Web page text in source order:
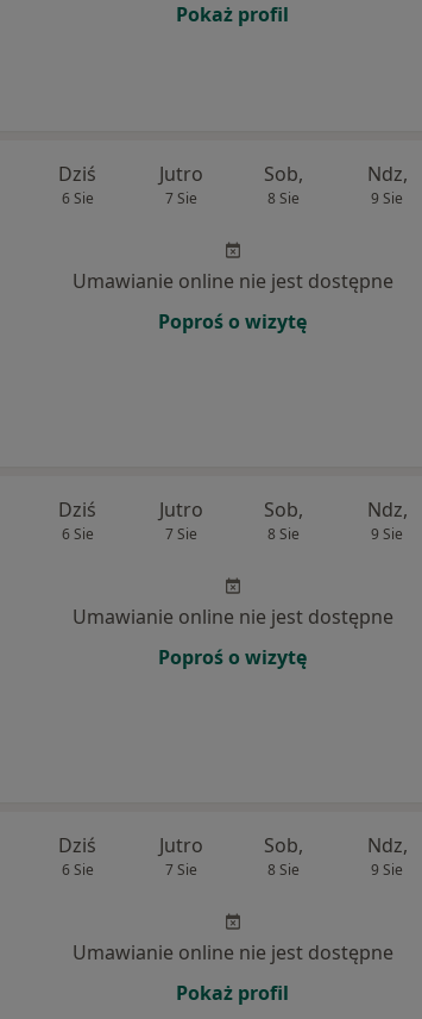
Pokaż profil
Dziś
6 Sie
Jutro
7 Sie
Sob,
8 Sie
Ndz,
9 Sie
Umawianie online nie jest dostępne
Poproś o wizytę
Dziś
6 Sie
Jutro
7 Sie
Sob,
8 Sie
Ndz,
9 Sie
Umawianie online nie jest dostępne
Poproś o wizytę
Dziś
6 Sie
Jutro
7 Sie
Sob,
8 Sie
Ndz,
9 Sie
Umawianie online nie jest dostępne
Pokaż profil